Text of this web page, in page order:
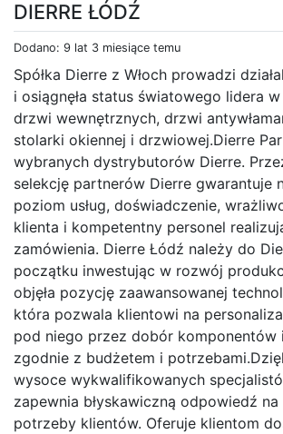
DIERRE ŁÓDŹ
Dodano: 9 lat 3 miesiące temu
Spółka Dierre z Włoch prowadzi
i osiągnęła status światowego lidera
drzwi wewnętrznych, drzwi
stolarki okiennej i drzwiowej.Dierre
wybranych dystrybutorów Dierre.
selekcję partnerów Dierre gwarantuje
poziom usług, doświadczenie,
klienta i kompetentny personel
zamówienia. Dierre Łódź należy do
początku inwestując w rozwój
objęła pozycję zaawansowanej
która pozwala klientowi na
pod niego przez dobór komponentów
zgodnie z budżetem i
wysoce wykwalifikowanych
zapewnia błyskawiczną odpowiedź
potrzeby klientów. Oferuje klientom